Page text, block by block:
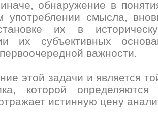
обнаружение в
употреблении смысла,
их в
их субъективных
важности.
этой задачи и является
которой
истинную цену